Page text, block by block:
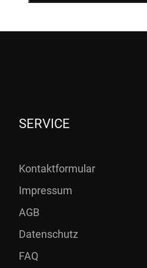
SERVICE
Kontaktformular
Impressum
AGB
Datenschutz
FAQ